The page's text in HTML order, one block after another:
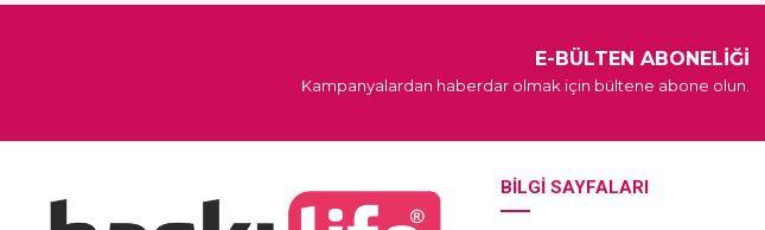
E-BÜLTEN ABONELİĞİ
Kampanyalardan haberdar olmak için bültene abone olun.
BILGI SAYFALARI